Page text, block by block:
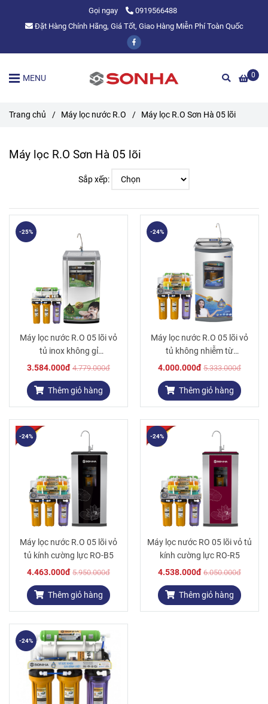
Gọi ngay
0919566488
Đặt Hàng Chính Hãng, Giá Tốt, Giao Hàng Miễn Phí Toàn Quốc
0
MENU
Trang chủ / Máy lọc nước R.O / Máy lọc R.O Sơn Hà 05 lõi
Máy lọc R.O Sơn Hà 05 lõi
Sắp xếp:
Máy lọc nước R.O 05 lõi vỏ
tủ inox không gỉ
SHRO.2N.10.5
3.584.000đ 4.779.000đ
-25%
Thêm giỏ hàng
Máy lọc nước R.O 05 lõi vỏ
tủ không nhiễm từ
SHRO.2P.10.5
4.000.000đ 5.333.000đ
-24%
Thêm giỏ hàng
Máy lọc nước R.O 05 lõi vỏ
tủ kính cường lực RO-B5
4.463.000đ 5.950.000đ
-24%
Thêm giỏ hàng
Máy lọc nước RO 05 lõi vỏ tủ
kính cường lực RO-R5
4.538.000đ 6.050.000đ
-24%
Thêm giỏ hàng
-24%